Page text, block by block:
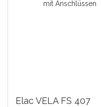
mit Anschlüssen
Elac VELA FS 407